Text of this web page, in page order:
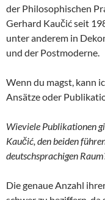
der Philosophischen
Gerhard Kaučić seit
unter anderem in
und der Postmoderne.
Wenn du magst, kann
Ansätze oder
Wieviele Publikationen
Kaučić, den beiden
deutschsprachigen
Die genaue Anzahl